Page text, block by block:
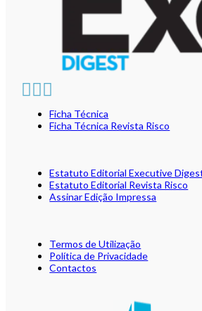
Ficha Técnica
Ficha Técnica Revista Risco
Estatuto Editorial Executive
Estatuto Editorial Revista Risco
Assinar Edição Impressa
Termos de Utilização
Política de Privacidade
Contactos